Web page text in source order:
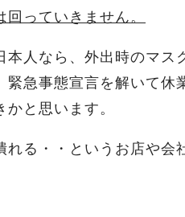
回っていきません。
本人なら、外出時のマス
緊急事態宣言を解いて休
かと思います。
れる・・というお店や会